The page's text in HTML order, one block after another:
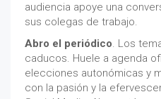
audiencia apoye una
sus colegas de trabajo.
Abro el periódico. Los
caducos. Huele a agenda
elecciones autonómicas y
con la pasión y la